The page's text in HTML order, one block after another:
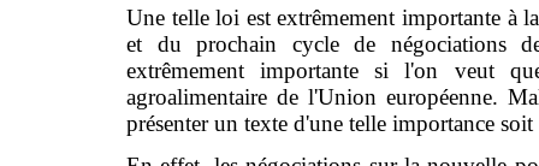
Une telle loi est extrêmement importante à
et du prochain cycle de négociations
extrêmement importante si l'on veut
agroalimentaire de l'Union européenne.
présenter un texte d'une telle importance